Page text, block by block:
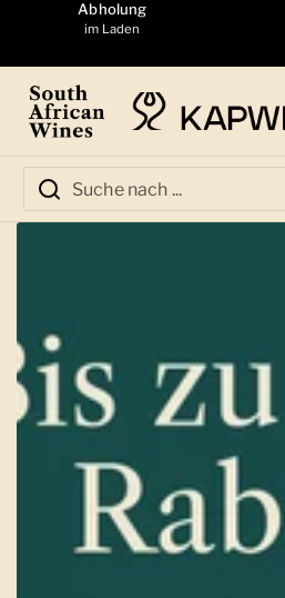
Zum Inhalt springen
Abholung
im Laden